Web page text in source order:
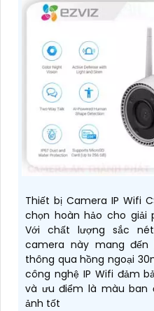
Thiết bị Camera IP Wifi
chọn hoàn hảo cho giải
Với chất lượng sắc
camera này mang
thông qua hồng ngoại
công nghệ IP Wifi đảm
và ưu điểm là màu ban
ảnh tốt